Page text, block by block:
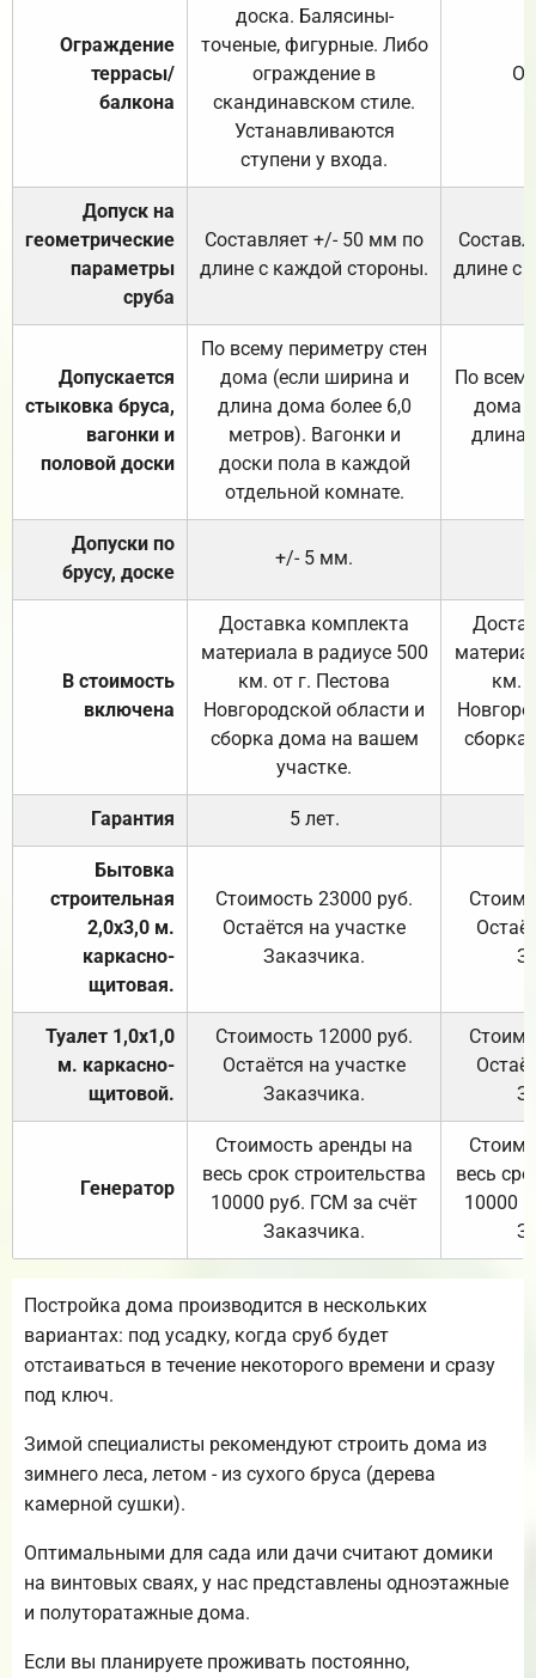
Ограждение
террасы/
балкона
доска. Балясины-
точеные, фигурные. Либо
ограждение в
скандинавском стиле.
Устанавливаются
ступени у входа.
Допуск на
геометрические
параметры
сруба
Составляет +/- 50 мм по
длине с каждой стороны.
длине с
Допускается
стыковка бруса,
вагонки и
половой доски
По всему периметру стен
дома (если ширина и
длина дома более 6,0
метров). Вагонки и
доски пола в каждой
отдельной комнате.
По
дома
длина
Допуски по
брусу, доске
+/- 5 мм.
В стоимость
включена
Доставка комплекта
материала в радиусе 500
км. от г. Пестова
Новгородской области и
сборка дома на вашем
участке.
км.
Гарантия 5 лет.
Бытовка
строительная
2,0х3,0 м.
каркасно-
щитовая.
Стоимость 23000 руб.
Остаётся на участке
Заказчика.
Туалет 1,0х1,0
м. каркасно-
щитовой.
Стоимость 12000 руб.
Остаётся на участке
Заказчика.
Генератор
Стоимость аренды на
весь срок строительства
10000 руб. ГСМ за счёт
Заказчика.
весь
10000
Постройка дома производится в нескольких
вариантах: под усадку, когда сруб будет
отстаиваться в течение некоторого времени и сразу
под ключ.
Зимой специалисты рекомендуют строить дома из
зимнего леса, летом - из сухого бруса (дерева
камерной сушки).
Оптимальными для сада или дачи считают домики
на винтовых сваях, у нас представлены одноэтажные
и полуторатажные дома.
Если вы планируете проживать постоянно,